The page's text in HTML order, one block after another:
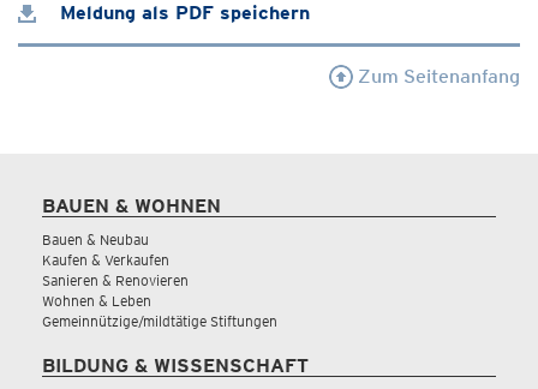
Meldung als PDF speichern
Zum Seitenanfang
BAUEN & WOHNEN
Bauen & Neubau
Kaufen & Verkaufen
Sanieren & Renovieren
Wohnen & Leben
Gemeinnützige/mildtätige Stiftungen
BILDUNG & WISSENSCHAFT